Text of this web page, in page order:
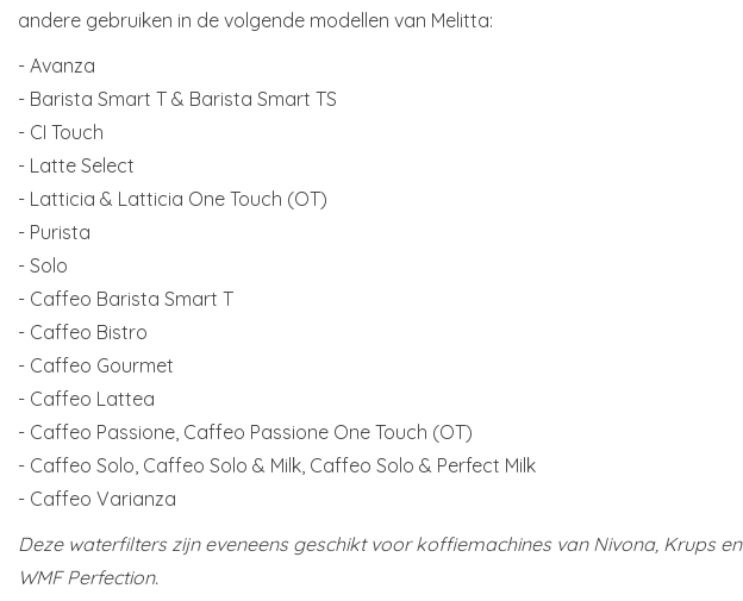
andere gebruiken in de volgende modellen van Melitta:
- Avanza
- Barista Smart T & Barista Smart TS
- CI Touch
- Latte Select
- Latticia & Latticia One Touch (OT)
- Purista
- Solo
- Caffeo Barista Smart T
- Caffeo Bistro
- Caffeo Gourmet
- Caffeo Lattea
- Caffeo Passione, Caffeo Passione One Touch (OT)
- Caffeo Solo, Caffeo Solo & Milk, Caffeo Solo & Perfect Milk
- Caffeo Varianza
Deze waterfilters zijn eveneens geschikt voor koffiemachines van Nivona, Krups en
WMF Perfection.